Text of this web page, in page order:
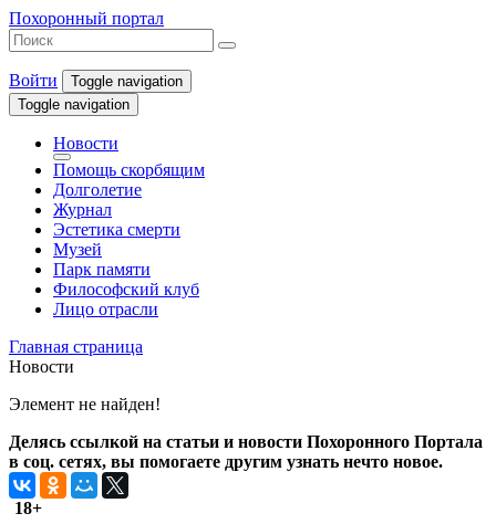
Похоронный портал
Войти
Toggle navigation
Toggle navigation
Новости
Помощь скорбящим
Долголетие
Журнал
Эстетика смерти
Музей
Парк памяти
Философский клуб
Лицо отрасли
Главная страница
Новости
Элемент не найден!
Делясь ссылкой на статьи и новости Похоронного Портала
в соц. сетях, вы помогаете другим узнать нечто новое.
18+